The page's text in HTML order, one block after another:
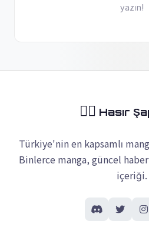
yazın!
🏴‍☠️ Hasır
Türkiye'nin en kapsamlı
Binlerce manga, güncel
içeriği.